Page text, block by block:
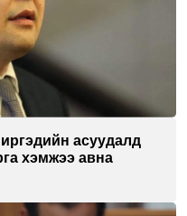
асуудалд
хэмжээ авна